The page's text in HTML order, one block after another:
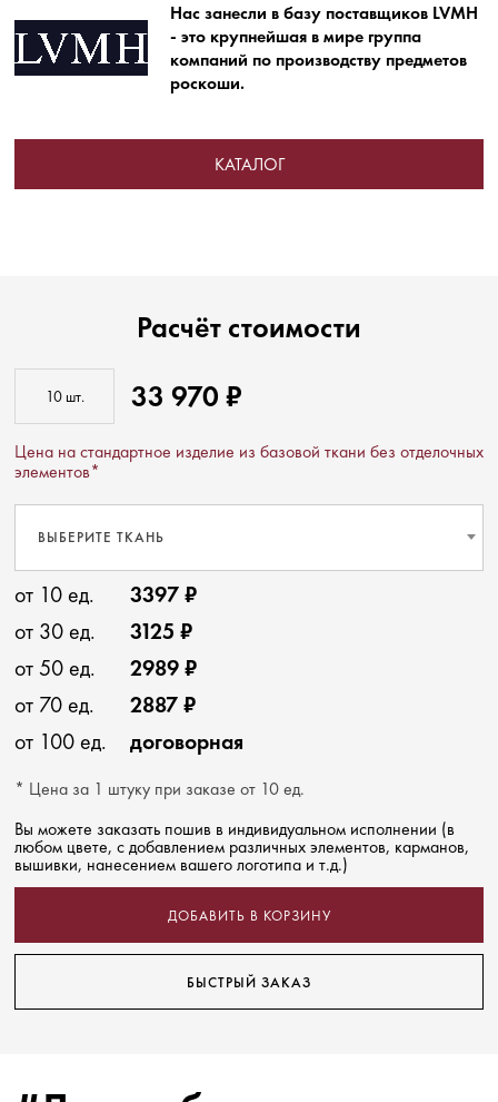
Нас занесли в базу поставщиков LVMH
- это крупнейшая в мире группа
компаний по производству предметов
роскоши.
КАТАЛОГ
Расчёт стоимости
33 970 ₽
Цена на стандартное изделие из базовой ткани без отделочных
элементов*
ВЫБЕРИТЕ ТКАНЬ
от 10 ед.
3397 ₽
от 30 ед.
3125 ₽
от 50 ед.
2989 ₽
от 70 ед.
2887 ₽
от 100 ед.
договорная
* Цена за 1 штуку при заказе от 10 ед.
Вы можете заказать пошив в индивидуальном исполнении (в
любом цвете, с добавлением различных элементов, карманов,
вышивки, нанесением вашего логотипа и т.д.)
ДОБАВИТЬ В КОРЗИНУ
БЫСТРЫЙ ЗАКАЗ